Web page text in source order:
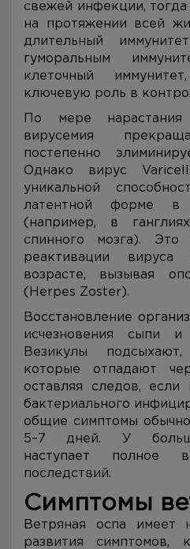
свежей инфекции, тогда
на протяжении всей
длительный
гуморальным
клеточный
ключевую роль в
По мере нарастания
вирусемия
постепенно
Однако вирус
уникальной
латентной форме в
(например, в
спинного мозга).
реактивации
возрасте, вызывая
(Herpes Zoster).
Восстановление
исчезновения сыпи и
Везикулы
которые отпадают
оставляя следов, если
бактериального
общие симптомы
5–7 дней. У
наступает полное
последствий.
Симптомы
Ветряная оспа имеет
развития симптомов,